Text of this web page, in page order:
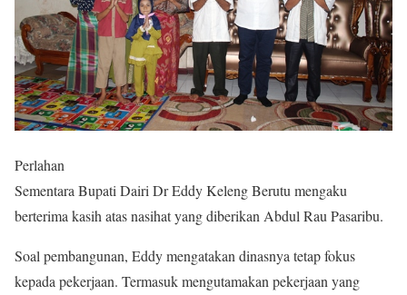
Perlahan
Sementara Bupati Dairi Dr Eddy Keleng Berutu mengaku
berterima kasih atas nasihat yang diberikan Abdul Rau Pasaribu.
Soal pembangunan, Eddy mengatakan dinasnya tetap fokus
kepada pekerjaan. Termasuk mengutamakan pekerjaan yang